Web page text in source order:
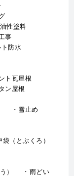
油性塗料
事
防水
ト瓦屋根
ン屋根
雪止め
袋（とぶくろ）
）
雨どい